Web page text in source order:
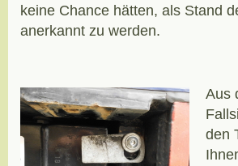
keine Chance hätten, als Stand
anerkannt zu werden.
Aus
den